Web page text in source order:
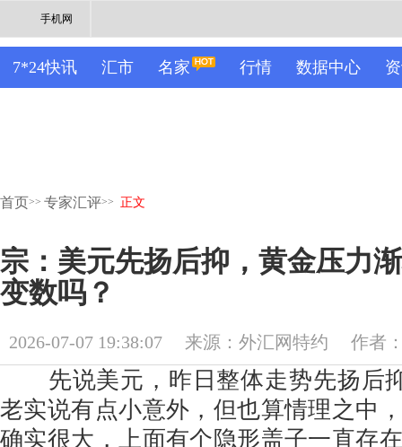
手机网
7*24快讯 汇市 名家 行情 数据中心
首页>> 专家汇评>> 正文
宗：美元先扬后抑，黄金压力
变数吗？
2026-07-07 19:38:07 来源：外汇网特约 作者
先说美元，昨日整体走势先扬后
老实说有点小意外，但也算情理之中
确实很大，上面有个隐形盖子一直存